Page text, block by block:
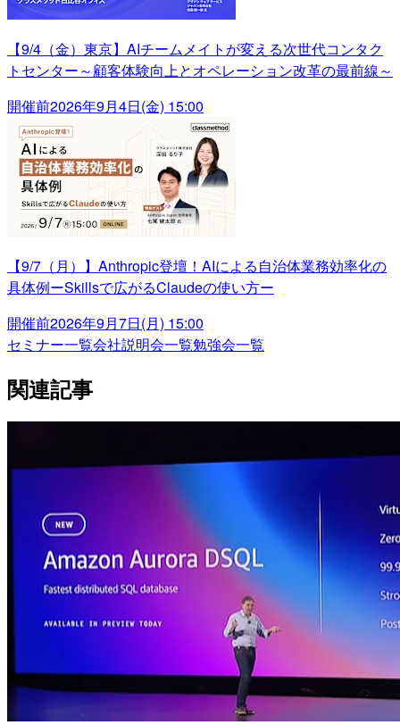
【9/4（金）東京】AIチームメイトが変える次世代コンタク
トセンター～顧客体験向上とオペレーション改革の最前線～
開催前2026年9月4日(金) 15:00
【9/7（月）】Anthropic登壇！AIによる自治体業務効率化の
具体例ーSkillsで広がるClaudeの使い方ー
開催前2026年9月7日(月) 15:00
セミナー一覧会社説明会一覧勉強会一覧
関連記事